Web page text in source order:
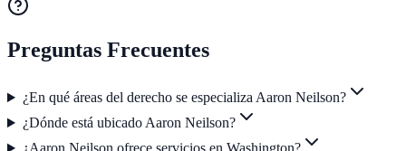
Preguntas Frecuentes
¿En qué áreas del derecho se especializa Aaron Neilson?
¿Dónde está ubicado Aaron Neilson?